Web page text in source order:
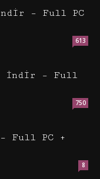
– Full PC
613
İndir – Full
750
Full PC +
8